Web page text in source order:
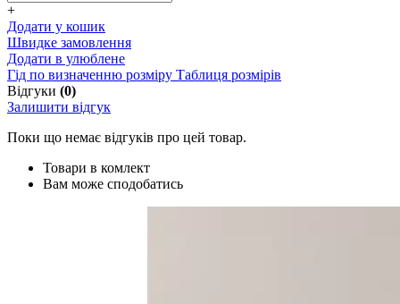
+
Додати у кошик
Швидке замовлення
Додати в улюблене
Гід по визначенню розміру Таблиця розмірів
Відгуки (0)
Залишити відгук
Поки що немає відгуків про цей товар.
Товари в комлект
Вам може сподобатись